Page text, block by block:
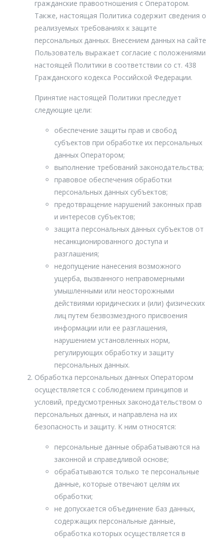
лифтинг бровей)
Мезотерапия лица, шеи, декольте
Мезотерапия лица биорепарантом
Мезотерапия периорбитальной области
Мезотерапия препаратом на основе спермидина
лососевых рыб
Биоревитализация шеи
Коллагеновое омоложение Nithya (Нития)
Коллагеновый комплекс омоложения Коллост
Мезовартон
Инъекции "Мэлсмон"
Плазмофиллер
Плазмолифтинг (PRP-армирование)
Армирование лица и плазменный лифтинг
Армирование лица препаратом Sculptra
Авторская методика "Baby Face"
Методика «Стройное лицо»
Facetune от Марии Бяковой
Инъекционный липолиз тела (1 зона)
Инъекции липолитиками
Лечение алопеции (1 процедура)
Лечение гипергидроза (повышенной потливости)
Лечение рубцов
Инъекционное лечение растяжек
Коррекция и увеличение ягодиц инъекционно
Инъекционное омоложение интимной зоны
Коррекция малых и больших половых губ
инъекционно
Чистка
Себорегуляция
Микротоковая терапия
Монооксид азота (плазонотерапия)
Лечение угревой болезни (акне)
Спектральная фототерапия
Электропорация
Аппаратная мезотерапия
Softray-омоложение
Фотодинамическая терапия лица с хлорином Е6
Неинвазивная мезотерапия
DERMAPEN
Лазерная маска
Лечение купероза
Терапевтическая маска
Ферментотерапия DANNE (3-ступенчатая система)
Неинвазивная подтяжка кожи коллагеновыми нитями
Пластический массаж лица
Буккальный массаж
Лифтинговый массаж лица
Коррекция миофасциальных структур лица
Биомеханическая стимуляция лица по методу доктора
Миостимуляция
Озонотерапия
Омоложение кистей рук с использованием
мультифакторной космецевтики
Cкульптурирование RSL (виброкомпрессия сферами и
Криолиполиз
Кавитация «Lipotouch»
Субдермальная система Cellutec
Контуринг тела Emslim
V8 (Rf+UK - лазер)
Лазерный липолиз холодный красным лазером
Аппаратное интимное омоложение
Лазерное удаление папиллом, бородавок
гражданские правоотношения с Оператором.
Также, настоящая Политика содержит сведения о
реализуемых требованиях к защите
персональных данных. Внесением данных на сайте
Пользователь выражает согласие с положениями
настоящей Политики в соответствии со ст. 438
Гражданского кодекса Российской Федерации.
Принятие настоящей Политики преследует
следующие цели:
обеспечение защиты прав и свобод
субъектов при обработке их персональных
данных Оператором;
выполнение требований законодательства;
правовое обеспечения обработки
персональных данных субъектов;
предотвращение нарушений законных прав
и интересов субъектов;
защита персональных данных субъектов от
несанкционированного доступа и
разглашения;
недопущение нанесения возможного
ущерба, вызванного неправомерными
умышленными или неосторожными
действиями юридических и (или) физических
лиц путем безвозмездного присвоения
информации или ее разглашения,
нарушением установленных норм,
регулирующих обработку и защиту
персональных данных.
Обработка персональных данных Оператором
осуществляется с соблюдением принципов и
условий, предусмотренных законодательством о
персональных данных, и направлена на их
безопасность и защиту. К ним относятся:
персональные данные обрабатываются на
законной и справедливой основе;
обрабатываются только те персональные
данные, которые отвечают целям их
обработки;
не допускается объединение баз данных,
содержащих персональные данные,
обработка которых осуществляется в